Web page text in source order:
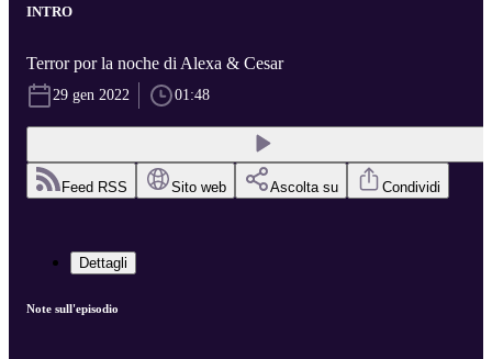
INTRO
Terror por la noche di Alexa & Cesar
29 gen 2022 01:48
Feed RSS Sito web Ascolta su Condividi
Dettagli
Note sull'episodio